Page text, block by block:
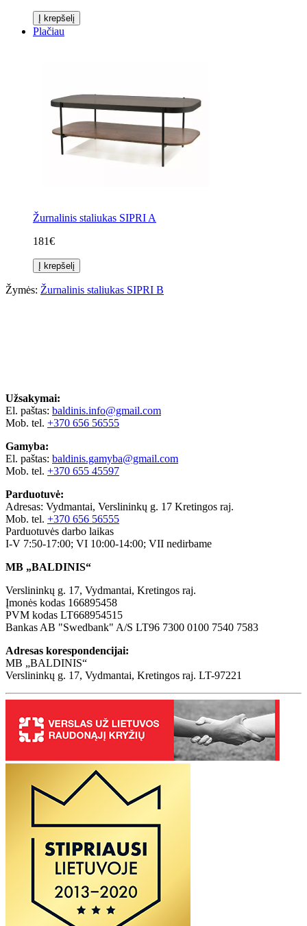
Į krepšelį
Plačiau
Žurnalinis staliukas SIPRI A
181€
Į krepšelį
Žymės: Žurnalinis staliukas SIPRI B
Užsakymai:
El. paštas: baldinis.info@gmail.com
Mob. tel. +370 656 56555
Gamyba:
El. paštas: baldinis.gamyba@gmail.com
Mob. tel. +370 655 45597
Parduotuvė:
Adresas: Vydmantai, Verslininkų g. 17 Kretingos raj.
Mob. tel. +370 656 56555
Parduotuvės darbo laikas
I-V 7:50-17:00; VI 10:00-14:00; VII nedirbame
MB „BALDINIS“
Verslininkų g. 17, Vydmantai, Kretingos raj.
Įmonės kodas 166895458
PVM kodas LT668954515
Bankas AB "Swedbank" A/S LT96 7300 0100 7540 7583
Adresas korespondencijai:
MB „BALDINIS“
Verslininkų g. 17, Vydmantai, Kretingos raj. LT-97221